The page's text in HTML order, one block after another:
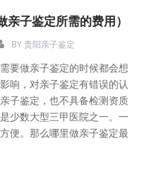
子鉴定所需的费用）
BY贵阳亲子鉴定
要做亲子鉴定的时候都会想
响，对亲子鉴定有错误的认
子鉴定，也不具备检测资质
少数大型三甲医院之一。一
便。那么哪里做亲子鉴定最